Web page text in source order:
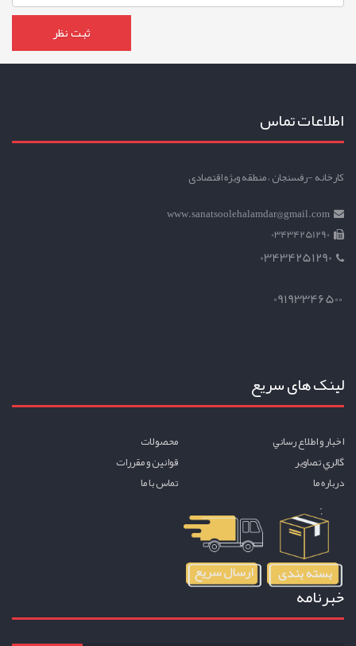
اطلاعات تماس
کارخانه -رفسنجان ، منطقه ویژه اقتصادی
www.sanatsoolehalamdar@gmail.com
03434251290
03434251290
09193346500
لینک های سریع
اخبار و اطلاع رساني
محصولات
گالري تصاوير
قوانين و مقررات
درباره ما
تماس با ما
خبرنامه